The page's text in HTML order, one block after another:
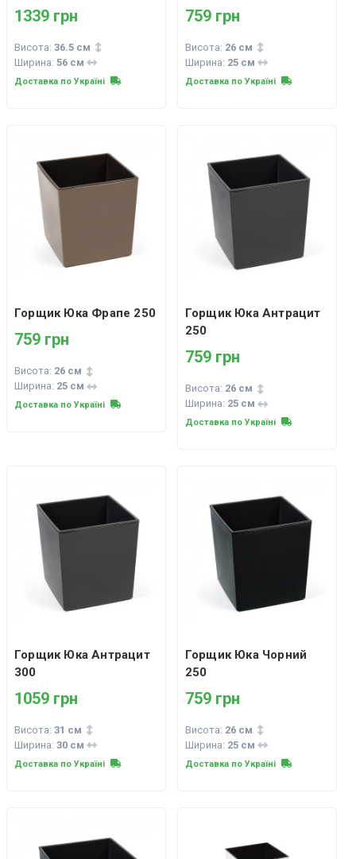
1339 грн
Висота: 36.5 см
Ширина: 56 см
Доставка по Україні
759 грн
Висота: 26 см
Ширина: 25 см
Доставка по Україні
Горщик Юка Фрапе 250
759 грн
Висота: 26 см
Ширина: 25 см
Доставка по Україні
Горщик Юка Антрацит
250
759 грн
Висота: 26 см
Ширина: 25 см
Доставка по Україні
Горщик Юка Антрацит
300
1059 грн
Висота: 31 см
Ширина: 30 см
Доставка по Україні
Горщик Юка Чорний
250
759 грн
Висота: 26 см
Ширина: 25 см
Доставка по Україні